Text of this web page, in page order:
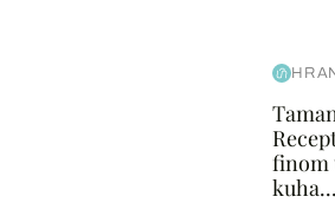
finom
kuha...